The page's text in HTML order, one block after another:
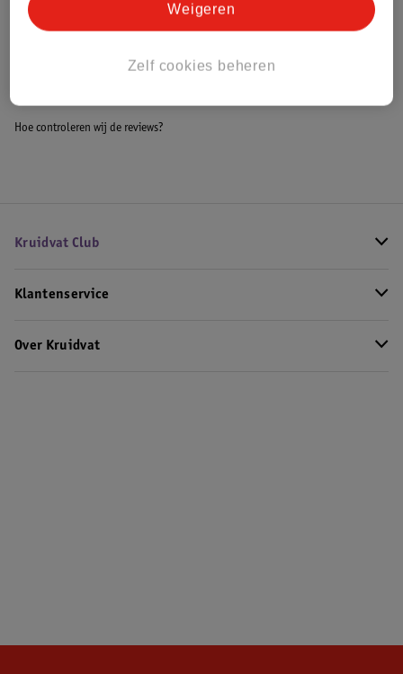
Hoe controleren wij de reviews?
Kruidvat Club
Klantenservice
Over Kruidvat
Zelf cookies beheren
Weigeren